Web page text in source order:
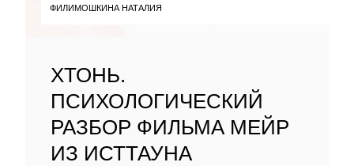
ФИЛИМОШКИНА НАТАЛИЯ
ХТОНЬ.
ПСИХОЛОГИЧЕСКИЙ
РАЗБОР ФИЛЬМА МЕЙР
ИЗ ИСТТАУНА